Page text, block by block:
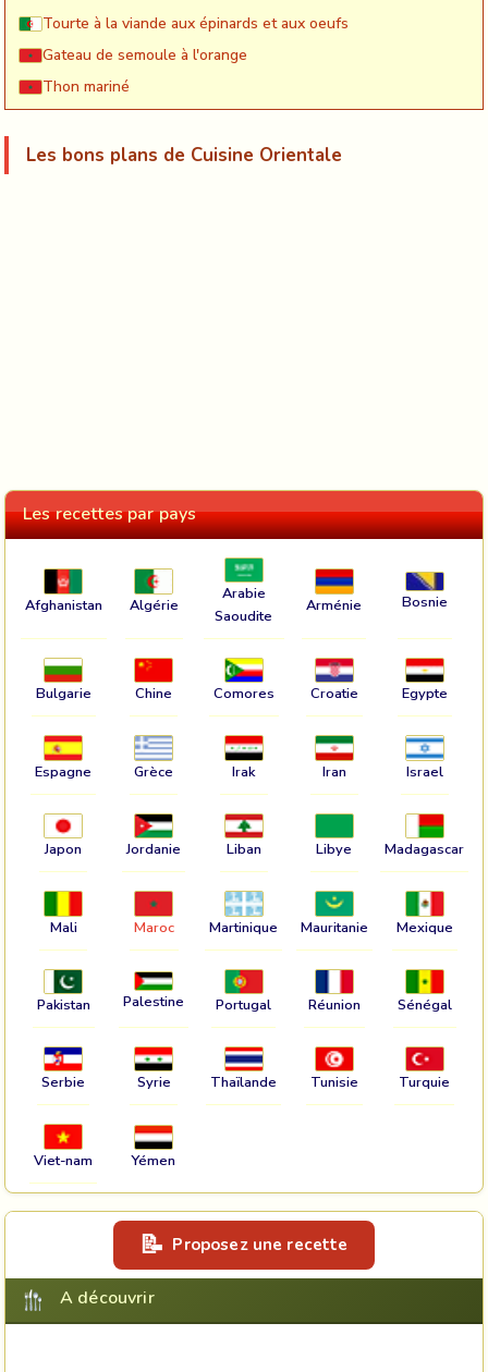
Tourte à la viande aux épinards et aux oeufs
Gateau de semoule à l'orange
Thon mariné
Les bons plans de Cuisine Orientale
Les recettes par pays
Afghanistan Algérie
Arabie
Saoudite
Arménie Bosnie
Bulgarie Chine Comores Croatie Egypte
Espagne Grèce Irak Iran Israel
Japon Jordanie Liban Libye Madagascar
Mali Maroc Martinique Mauritanie Mexique
Pakistan Palestine Portugal Réunion Sénégal
Serbie Syrie Thaïlande Tunisie Turquie
Viet-nam Yémen
Proposez une recette
A découvrir